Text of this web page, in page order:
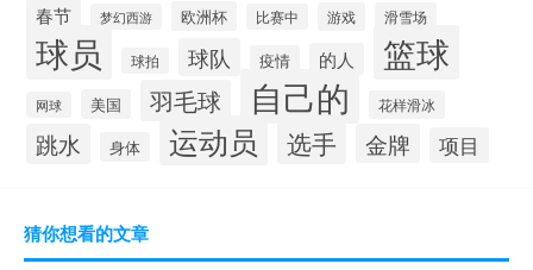
春节 梦幻西游 欧洲杯 比赛中 游戏 滑雪场
球员 球拍 球队 疫情 的人 篮球
网球 美国 羽毛球 自己的 花样滑冰
跳水 身体 运动员 选手 金牌 项目
猜你想看的文章